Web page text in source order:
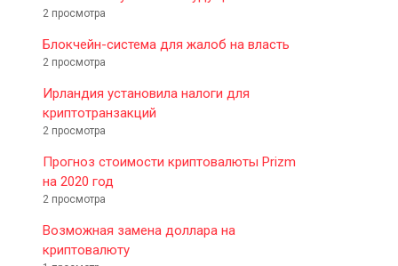
2 просмотра
Блокчейн-система для жалоб на власть
2 просмотра
Ирландия установила налоги для
криптотранзакций
2 просмотра
Прогноз стоимости криптовалюты Prizm
на 2020 год
2 просмотра
Возможная замена доллара на
криптовалюту